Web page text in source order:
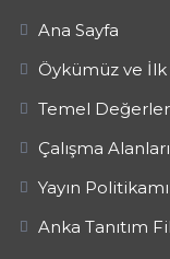
Ana Sayfa
Öykümüz ve İlk
Temel
Çalışma Alanları
Yayın
Anka Tanıtım